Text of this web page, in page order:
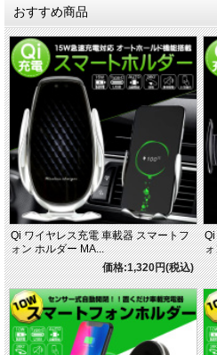
おすすめ商品
Qi ワイヤレス充電 車載器 スマートフ
ォン ホルダー MA...
価格:1,320円(税込)